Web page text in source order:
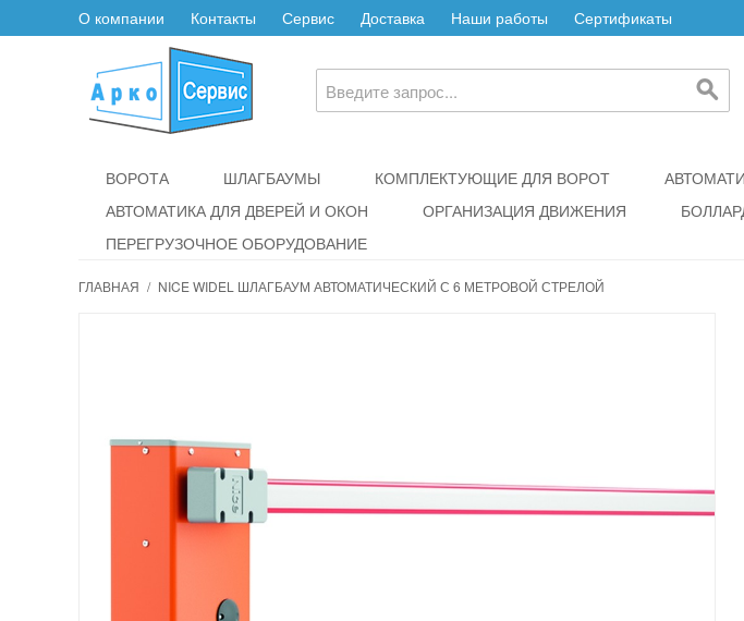
О компании Контакты Сервис Доставка Наши работы Сертификаты
ВОРОТА ШЛАГБАУМЫ КОМПЛЕКТУЮЩИЕ ДЛЯ ВОРОТ
АВТОМАТИКА ДЛЯ ДВЕРЕЙ И ОКОН
ОРГАНИЗАЦИЯ ДВИЖЕНИЯ
ПЕРЕГРУЗОЧНОЕ ОБОРУДОВАНИЕ
ГЛАВНАЯ / NICE WIDEL ШЛАГБАУМ АВТОМАТИЧЕСКИЙ С 6 МЕТРОВОЙ СТРЕЛОЙ